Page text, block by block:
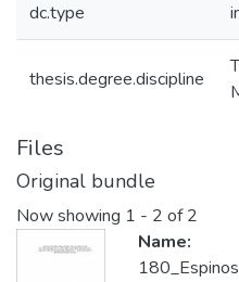
dc.type
thesis.degree.discipline
Files
Original bundle
Now showing 1 - 2 of 2
Name: